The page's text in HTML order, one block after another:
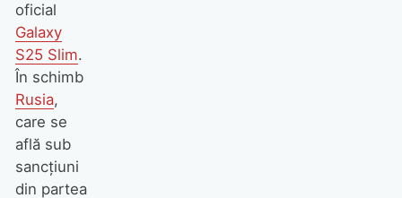
oficial
Galaxy
S25 Slim.
În schimb
Rusia,
care se
află sub
sancțiuni
din partea